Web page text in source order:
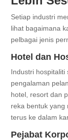
Setiap industri
lihat bagaimana
pelbagai jenis
Hotel dan
Industri hospitaliti
pengalaman
hotel, resort dan
reka bentuk yang
terus ke dalam
Pejabat